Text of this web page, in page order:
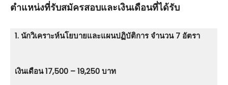
ตําแหน่งที่รับสมัครสอบและเงินเดือนที่ได้รับ
1. นักวิเคราะห์นโยบายและแผนปฏิบัติการ จำนวน 7 อัตรา
เงินเดือน 17,500 – 19,250 บาท